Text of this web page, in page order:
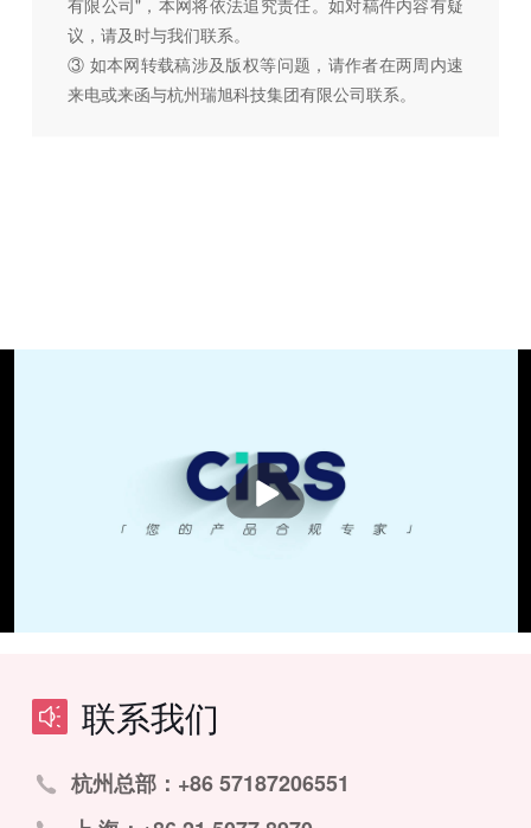
有限公司"，本网将依法追究责任。如对稿件内容有疑
议，请及时与我们联系。
③ 如本网转载稿涉及版权等问题，请作者在两周内速
来电或来函与杭州瑞旭科技集团有限公司联系。
播
放
联系我们
杭州总部：+86 57187206551